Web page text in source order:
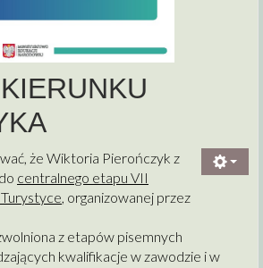
że Wiktoria Pierończyk z
centralnego etapu VII
, organizowanej przez
z etapów pisemnych
kwalifikacje w zawodzie i w